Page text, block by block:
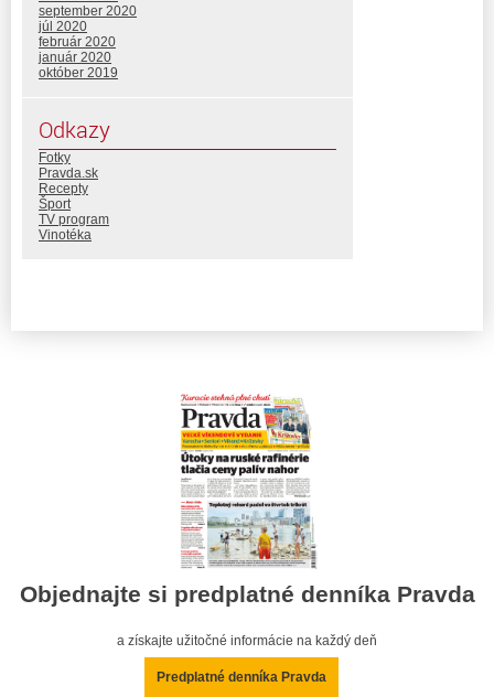
september 2020
júl 2020
február 2020
január 2020
október 2019
Odkazy
Fotky
Pravda.sk
Recepty
Šport
TV program
Vinotéka
Objednajte si predplatné denníka Pravda
a získajte užitočné informácie na každý deň
Predplatné denníka Pravda